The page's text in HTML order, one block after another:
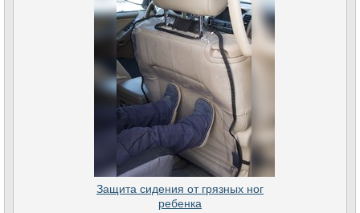
Защита сидения от грязных ног
ребенка